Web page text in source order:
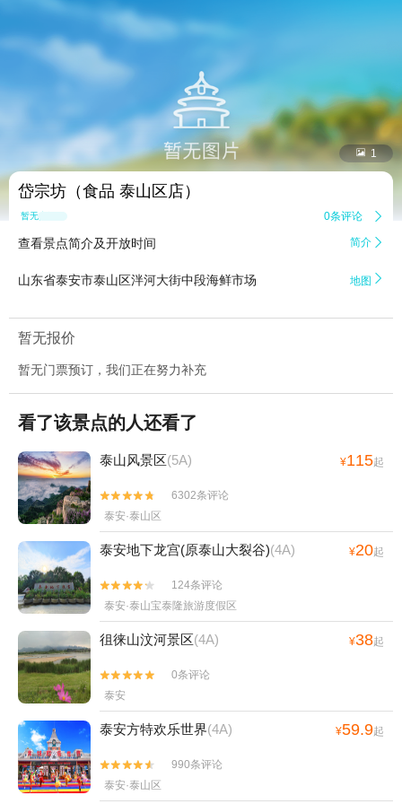
 1
岱宗坊（食品 泰山区店）
暂无点评 0条评论 
查看景点简介及开放时间 简介 
山东省泰安市泰山区泮河大街中段海鲜市场 地图 
暂无报价
暂无门票预订，我们正在努力补充
看了该景点的人还看了
泰山风景区(5A) ¥115起


6302条评论
泰安·泰山区
泰安地下龙宫(原泰山大裂谷)(4A) ¥20起


124条评论
泰安·泰山宝泰隆旅游度假区
徂徕山汶河景区(4A) ¥38起


0条评论
泰安
泰安方特欢乐世界(4A) ¥59.9起


990条评论
泰安·泰山区